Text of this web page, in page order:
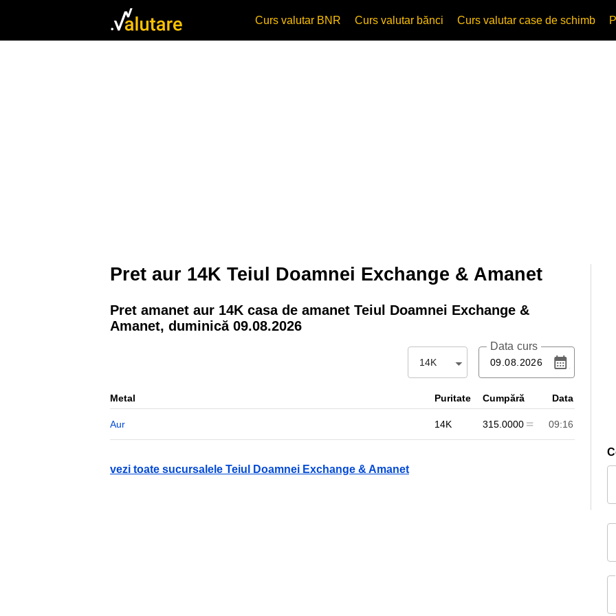
Curs valutar BNR Curs valutar bănci Curs valutar case de schimb
Pret aur 14K Teiul Doamnei Exchange & Amanet
Pret amanet aur 14K casa de amanet Teiul Doamnei Exchange &
Amanet, duminică 09.08.2026
14K
Data curs
Metal Puritate Cumpără Data
Aur 14K 315.0000 09:16
vezi toate sucursalele Teiul Doamnei Exchange & Amanet